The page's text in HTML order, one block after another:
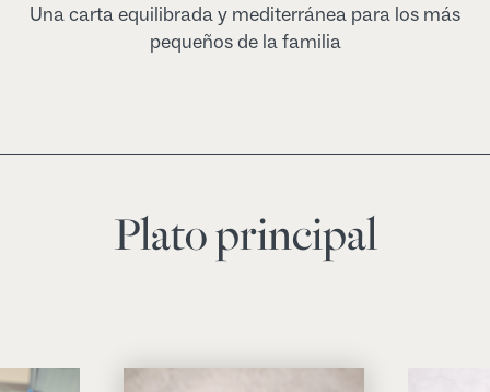
Una carta equilibrada y mediterránea para los más
pequeños de la familia
Plato principal